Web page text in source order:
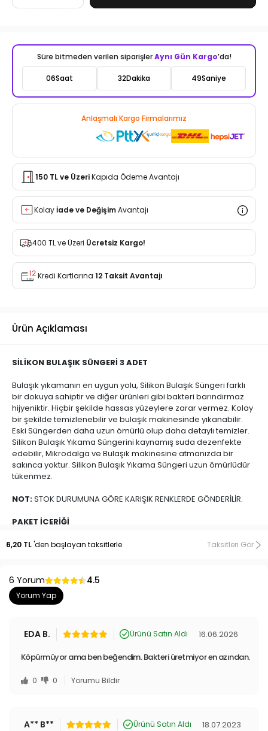
Süre bitmeden verilen siparişlerAynı Gün Kargo’da!
06Saat 32Dakika 47Saniye
Anlaşmalı Kargo Firmalarımız
150 TL ve ÜzeriKapıda Ödeme Avantajı
Kolayİade ve DeğişimAvantajı
400 TL ve Üzeri Ücretsiz Kargo!
Kredi Kartlarına 12 Taksit Avantajı
Ürün Açıklaması
SİLİKON BULAŞIK SÜNGERİ 3 ADET
Bulaşık yıkamanın en uygun yolu, Silikon Bulaşık Süngeri farklı
bir dokuya sahiptir ve diğer ürünleri gibi bakteri barındırmaz
hijyeniktir. Hiçbir şekilde hassas yüzeylere zarar vermez. Kolay
bir şekilde temizlenebilir ve bulaşık makinesinde yıkanabilir.
Eski Süngerden daha uzun ömürlü olup daha detaylı temizler.
Silikon Bulaşık Yıkama Süngerini kaynamış suda dezenfekte
edebilir, Mikrodalga ve Bulaşık makinesine atmanızda bir
sakınca yoktur. Silikon Bulaşık Yıkama Süngeri uzun ömürlüdür
tükenmez.
NOT:STOK DURUMUNA GÖRE KARIŞIK RENKLERDE GÖNDERİLİR.
PAKET İÇERİĞİ
Yenimiyeni.com
pratik ve kullanışlı ürünlerin buluşma noktasıdır. Temizlik
market ürünlerine, evcil hayvan oyuncaklarından tasma ve tüy
bir yelpazede ürünler sunmaktayız. Yenimiyeni.com'da TV’de
pratik ve işlevsel ürünleri bulabilirsiniz.
Yenimiyeni.com ile birlikte adım atın!
6,20 TL'den başlayan taksitlerle Taksitleri Gör
6 Yorum 4.5
Yorum Yap
EDA B. Ürünü Satın Aldı 16.06.2026
Köpürmüyor ama ben beğendim. Bakteri üretmiyor en azından.
0 0 Yorumu Bildir
A** B** Ürünü Satın Aldı 18.07.2023